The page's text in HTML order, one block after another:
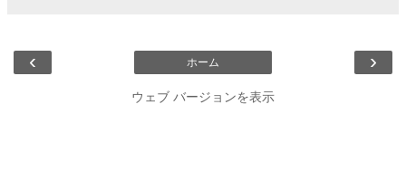
‹ ›
ホーム
ウェブ バージョンを表示